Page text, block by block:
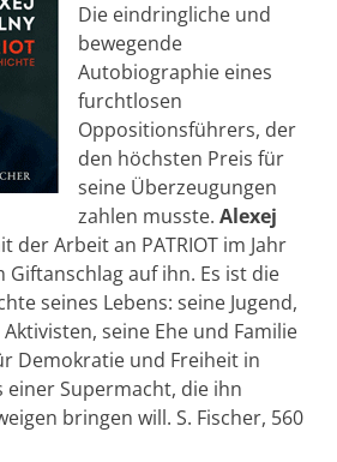
Die eindringliche und
bewegende
Autobiographie eines
furchtlosen
Oppositionsführers, der
den höchsten Preis für
seine Überzeugungen
zahlen musste. Alexej
der Arbeit an PATRIOT im Jahr
Giftanschlag auf ihn. Es ist die
seines Lebens: seine Jugend,
seine Ehe und Familie
Demokratie und Freiheit in
einer Supermacht, die ihn
bringen will. S. Fischer, 560